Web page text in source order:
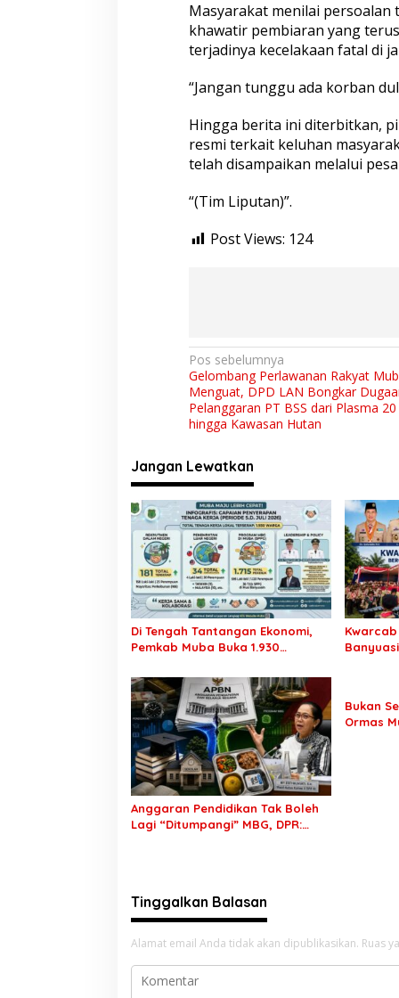
l
a
m
a
a
Masyarakat menilai persoalan
khawatir pembiaran yang
terjadinya kecelakaan fatal di
“Jangan tunggu ada korban
Hingga berita ini diterbitkan,
resmi terkait keluhan
telah disampaikan melalui
“(Tim Liputan)”.
Post Views: 124
N
a
v
i
g
a
s
i
p
o
s
Pos sebelumnya
Gelombang Perlawanan Rakyat
Menguat, DPD LAN Bongkar
Pelanggaran PT BSS dari Plasma
hingga Kawasan Hutan
Jangan Lewatkan
Di Tengah Tantangan Ekonomi,
Pemkab Muba Buka 1.930
Siap
Anggaran Pendidikan Tak Boleh
Lagi “Ditumpangi” MBG, DPR:
Bukan
Ormas
Tinggalkan Balasan
Alamat email Anda tidak akan dipublikasikan. Ruas